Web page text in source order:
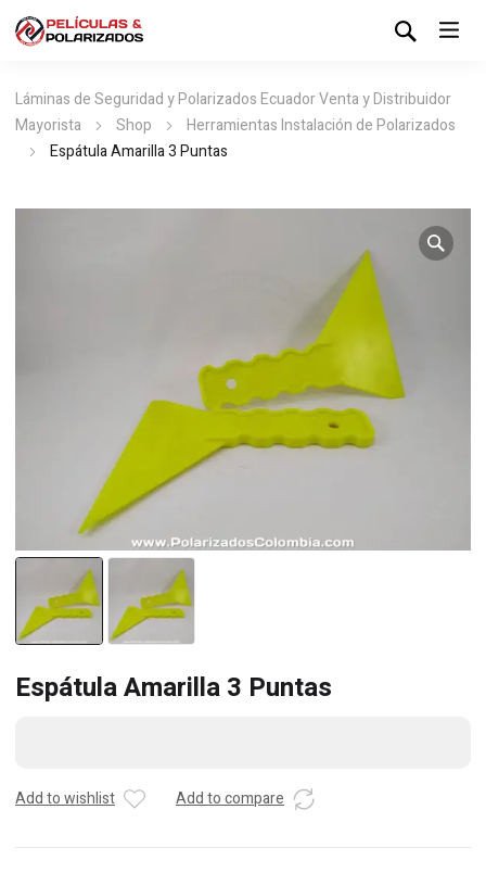
Láminas de Seguridad y Polarizados Ecuador Venta y Distribuidor
Mayorista
Shop
Herramientas Instalación de Polarizados
Espátula Amarilla 3 Puntas
Espátula Amarilla 3 Puntas
Add to wishlist Add to compare